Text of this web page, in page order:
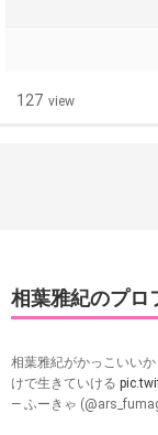
127 view
相葉雅紀のプロ
相葉雅紀がかっこいい
けで生きていける
— ふーきゃ